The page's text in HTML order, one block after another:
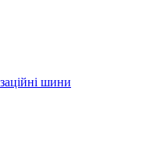
шини